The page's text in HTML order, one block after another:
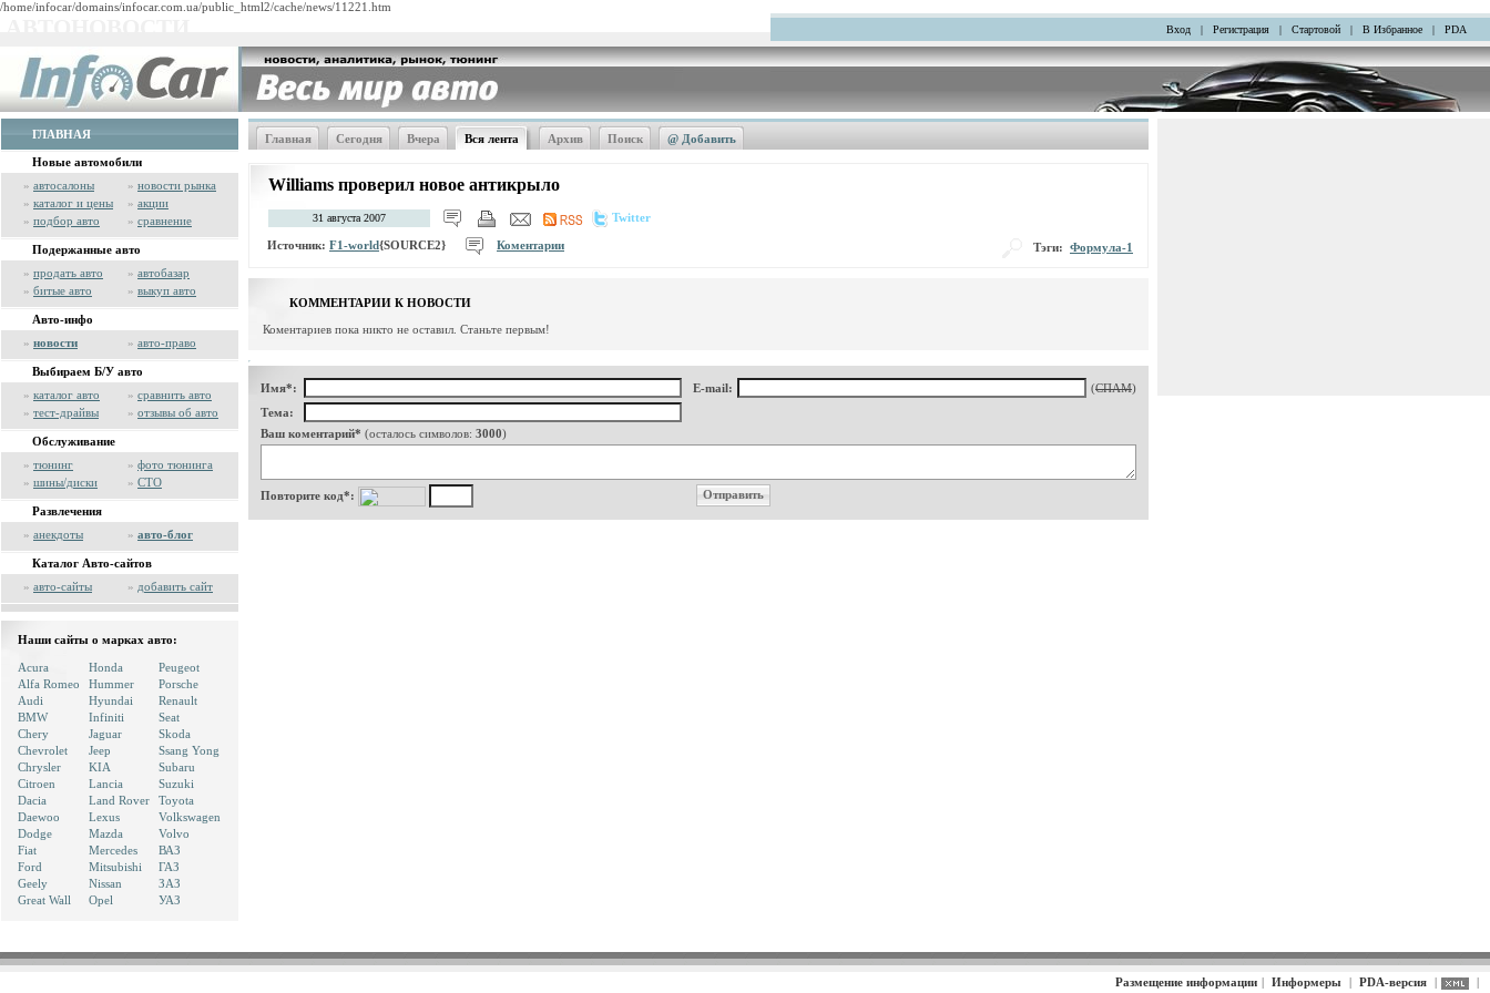
/home/infocar/domains/infocar.com.ua/public_html2/cache/news/11221.htm
Вход | Регистрация | Стартовой | В Избранное | PDA
ГЛАВНАЯ
Новые автомобили
» автосалоны » новости рынка
» каталог и цены » акции
» подбор авто » сравнение
Подержанные авто
» продать авто » автобазар
» битые авто » выкуп авто
Авто-инфо
» новости » авто-право
Выбираем Б/У авто
» каталог авто » сравнить авто
» тест-драйвы » отзывы об авто
Обслуживание
» тюнинг » фото тюнинга
» шины/диски » СТО
Развлечения
» анекдоты » авто-блог
Каталог Авто-сайтов
» авто-сайты » добавить сайт
Наши сайты о марках авто:
Acura
Alfa Romeo
Audi
BMW
Chery
Chevrolet
Chrysler
Citroen
Dacia
Daewoo
Dodge
Fiat
Ford
Geely
Great Wall
Honda
Hummer
Hyundai
Infiniti
Jaguar
Jeep
KIA
Lancia
Land Rover
Lexus
Mazda
Mercedes
Mitsubishi
Nissan
Opel
Peugeot
Porsche
Renault
Seat
Skoda
Ssang Yong
Subaru
Suzuki
Toyota
Volkswagen
Volvo
ВАЗ
ГАЗ
ЗАЗ
УАЗ
Главная Сегодня Вчера Вся лента Архив Поиск @ Добавить
Williams проверил новое антикрыло
31 августа 2007 Twitter
Источник: F1-world{SOURCE2} Коментарии Тэги: Формула-1
КОММЕНТАРИИ К НОВОСТИ
Коментариев пока никто не оставил. Станьте первым!
Имя*: E-mail: (СПАМ)
Тема:
Ваш коментарий* (осталось символов: 3000)
Повторите код*:
Размещение информации | Информеры | PDA-версия | |